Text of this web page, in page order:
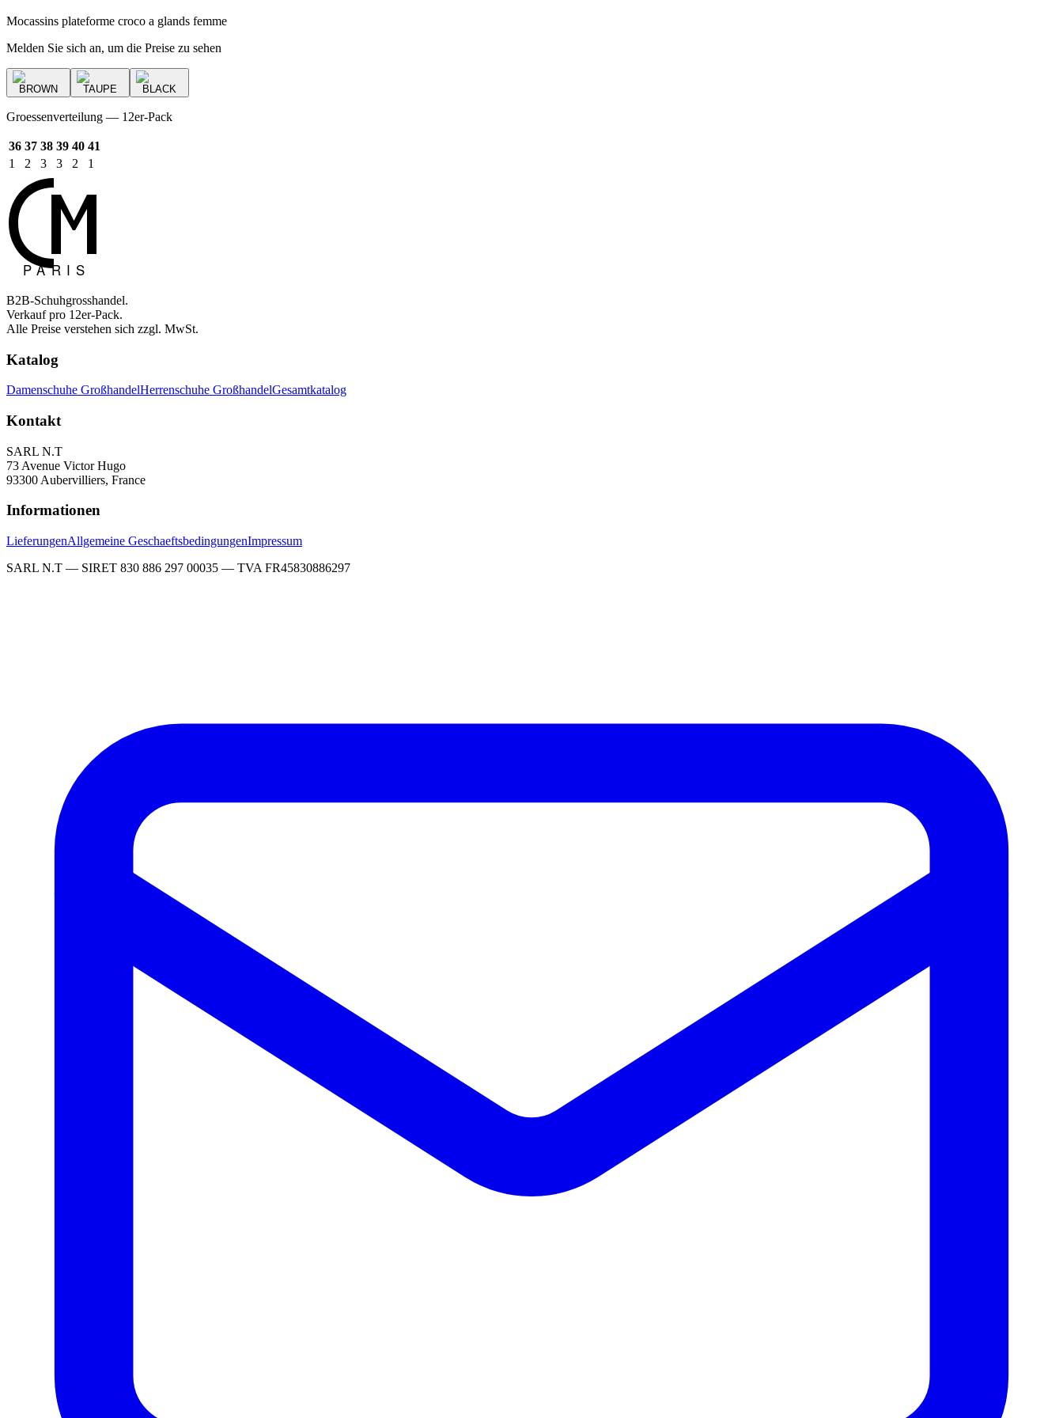
Mocassins plateforme croco a glands femme
Melden Sie sich an, um die Preise zu sehen
BROWN TAUPE BLACK
Groessenverteilung — 12er-Pack
36 37 38 39 40 41
1
2 3 3 2 1
B2B-Schuhgrosshandel.
Verkauf pro 12er-Pack.
Alle Preise verstehen sich zzgl. MwSt.
Katalog
Damenschuhe GroßhandelHerrenschuhe GroßhandelGesamtkatalog
Kontakt
SARL N.T
73 Avenue Victor Hugo
93300 Aubervilliers, France
Informationen
LieferungenAllgemeine GeschaeftsbedingungenImpressum
SARL N.T — SIRET 830 886 297 00035 — TVA FR45830886297